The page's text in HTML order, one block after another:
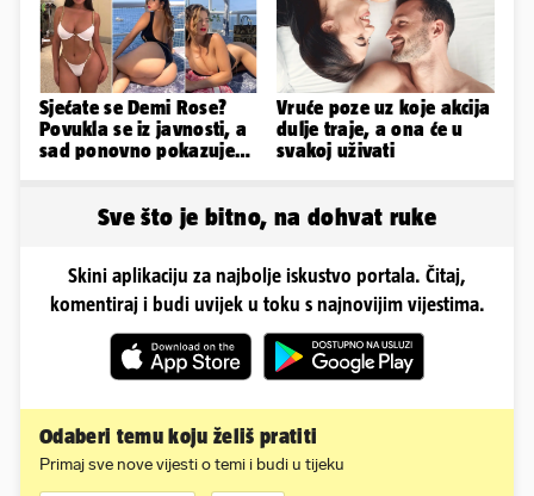
Sjećate se Demi Rose?
Povukla se iz javnosti, a
sad ponovno pokazuje
Vruće poze uz koje akcija
dulje traje, a ona će u
svakoj uživati
Sve što je bitno, na dohvat ruke
Skini aplikaciju za najbolje iskustvo portala. Čitaj,
komentiraj i budi uvijek u toku s najnovijim vijestima.
Odaberi temu koju želiš pratiti
Primaj sve nove vijesti o temi i budi u tijeku